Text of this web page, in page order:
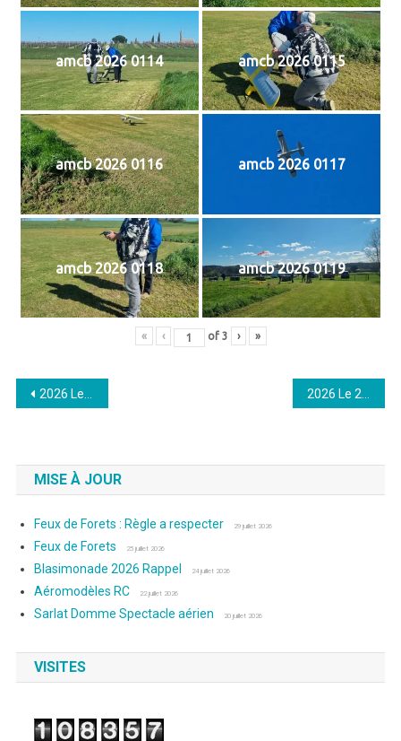
amcb 2026 0114 amcb 2026 0115
amcb 2026 0116 amcb 2026 0117
amcb 2026 0118 amcb 2026 0119
« ‹ of 3 › »
Navigation
l’article
2026 Le 07 Mars : Photos de Laurence
MISE À JOUR
Feux de Forets : Règle a respecter 29 juillet 2026
Feux de Forets 25 juillet 2026
Blasimonade 2026 Rappel 24 juillet 2026
Aéromodèles RC 22 juillet 2026
Sarlat Domme Spectacle aérien 20 juillet 2026
VISITES